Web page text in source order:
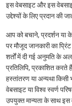
इस वेबसाइट और इस
उद्देश्यों के लिए प्रदान की
आप को बचाने, प्रदर्शन या
पर मौजूद जानकारी का
शर्तों में दी गई अनुमति के
प्रतिलिपि, प्रकाशित करते
हस्तांतरण या अन्यथा
वेबसाइट या विश्व स्वर्ण
उपयुक्त मान्यता के साथ इस